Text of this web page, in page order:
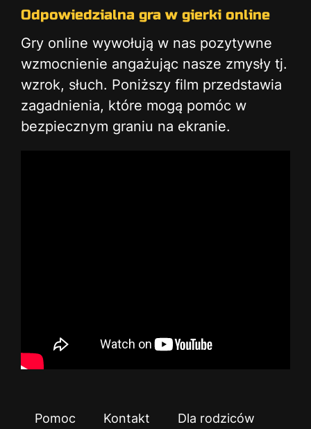
Odpowiedzialna gra w gierki online
Gry online wywołują w nas pozytywne
wzmocnienie angażując nasze zmysły tj.
wzrok, słuch. Poniższy film przedstawia
zagadnienia, które mogą pomóc w
bezpiecznym graniu na ekranie.
Pomoc Kontakt Dla rodziców